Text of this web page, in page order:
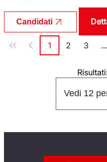
Candidati
Paginazione
Pagina
1 Pagina
2 Pagina
3 ...
Vedi 12